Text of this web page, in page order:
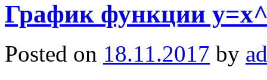
График функции
Posted on 18.11.2017 by